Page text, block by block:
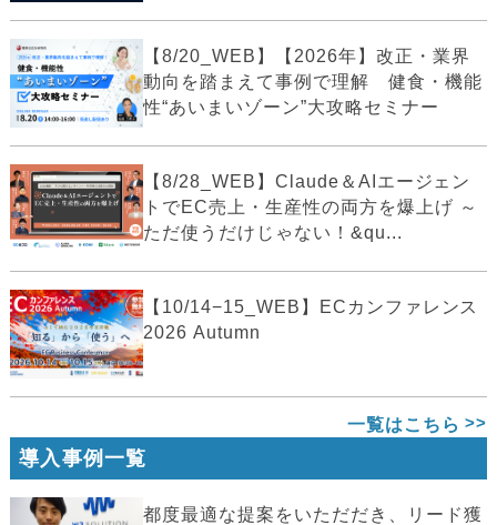
【8/20_WEB】【2026年】改正・業界
動向を踏まえて事例で理解 健食・機能
性“あいまいゾーン”大攻略セミナー
【8/28_WEB】Claude＆AIエージェン
トでEC売上・生産性の両方を爆上げ ～
ただ使うだけじゃない！&qu...
【10/14−15_WEB】ECカンファレンス
2026 Autumn
一覧はこちら
導入事例一覧
都度最適な提案をいただだき、リード獲